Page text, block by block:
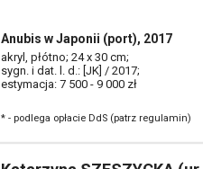
Anubis w Japonii (port), 2017
akryl, płótno; 24 x 30 cm;
sygn. i dat. l. d.: [JK] / 2017;
estymacja: 7 500 - 9 000 zł
* - podlega opłacie DdS (patrz regulamin)